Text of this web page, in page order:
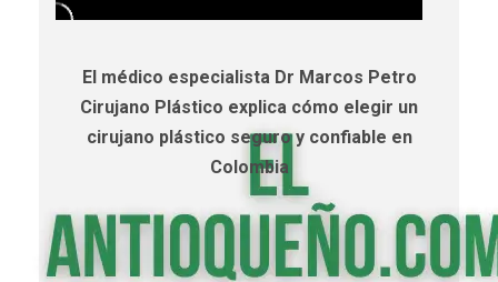
El médico especialista Dr Marcos Petro
Cirujano Plástico explica cómo elegir un
cirujano plástico seguro y confiable en
Colombia